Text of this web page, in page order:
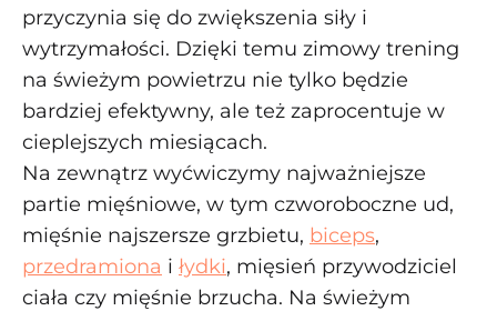
przyczynia się do zwiększenia siły i
wytrzymałości. Dzięki temu zimowy trening
na świeżym powietrzu nie tylko będzie
bardziej efektywny, ale też zaprocentuje w
cieplejszych miesiącach.
Na zewnątrz wyćwiczymy najważniejsze
partie mięśniowe, w tym czworoboczne ud,
mięśnie najszersze grzbietu, biceps,
przedramiona i łydki, mięsień przywodziciel
ciała czy mięśnie brzucha. Na świeżym